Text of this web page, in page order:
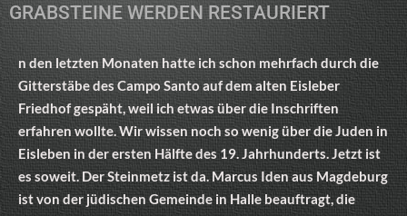
GRABSTEINE WERDEN RESTAURIERT
n den letzten Monaten hatte ich schon mehrfach durch die
Gitterstäbe des Campo Santo auf dem alten Eisleber
Friedhof gespäht, weil ich etwas über die Inschriften
erfahren wollte. Wir wissen noch so wenig über die Juden in
Eisleben in der ersten Hälfte des 19. Jahrhunderts. Jetzt ist
es soweit. Der Steinmetz ist da. Marcus Iden aus Magdeburg
ist von der jüdischen Gemeinde in Halle beauftragt, die